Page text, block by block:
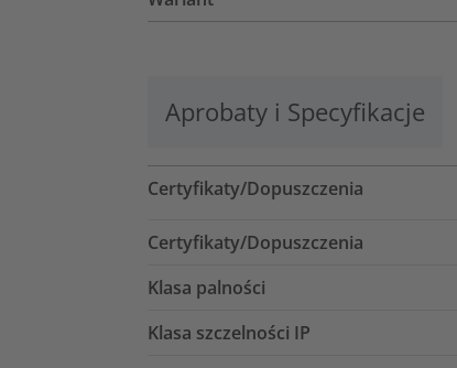
Aprobaty i Specyfikacje
Certyfikaty/Dopuszczenia
Certyfikaty/Dopuszczenia
Klasa palności
Klasa szczelności IP